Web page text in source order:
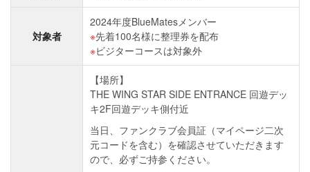
対象者
2024年度BlueMatesメンバー
先着100名様に整理券を配布
ビジターコースは対象外
【場所】
THE WING STAR SIDE ENTRANCE 回遊デッ
キ2F回遊デッキ側付近
当日、ファンクラブ会員証（マイページ二次
元コードを含む）を確認させていただきます
ので、必ずご持参ください。